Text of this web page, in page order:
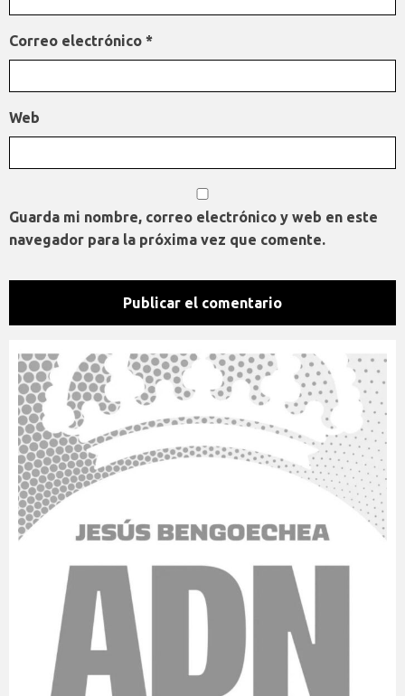
Correo electrónico *
Web
Guarda mi nombre, correo electrónico y web en este
navegador para la próxima vez que comente.